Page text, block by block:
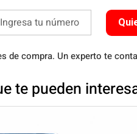
de compra. Un experto te
te pueden